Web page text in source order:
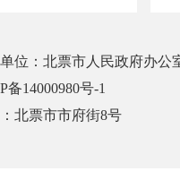
位：北票市人民政府办公
备14000980号-1
北票市市府街8号